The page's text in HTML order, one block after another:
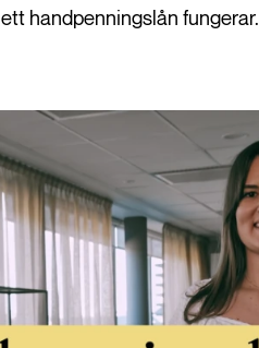
handpenningslån fungerar.